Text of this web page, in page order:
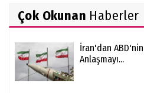
Çok Okunan Haberler
İran'dan ABD'nin
Anlaşmayı...